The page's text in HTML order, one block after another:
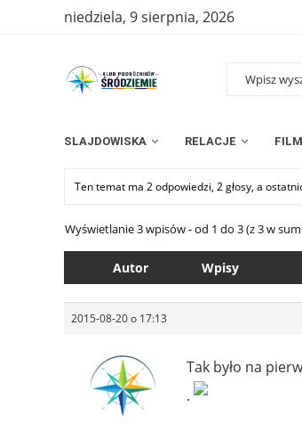
niedziela, 9 sierpnia, 2026
SLAJDOWISKA RELACJE
Ten temat ma 2 odpowiedzi, 2 głosy, a
Wyświetlanie 3 wpisów - od 1 do 3 (z 3 w
Autor Wpisy
2015-08-20 o 17:13
Tak było na
.